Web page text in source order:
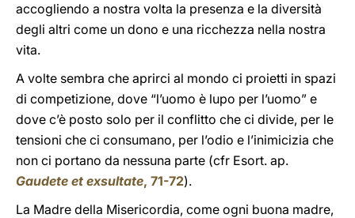
accogliendo a nostra volta la presenza e la diversità
degli altri come un dono e una ricchezza nella nostra
vita.
A volte sembra che aprirci al mondo ci proietti in spazi
di competizione, dove “l’uomo è lupo per l’uomo” e
dove c’è posto solo per il conflitto che ci divide, per le
tensioni che ci consumano, per l’odio e l’inimicizia che
non ci portano da nessuna parte (cfr Esort. ap.
Gaudete et exsultate, 71-72).
La Madre della Misericordia, come ogni buona madre,